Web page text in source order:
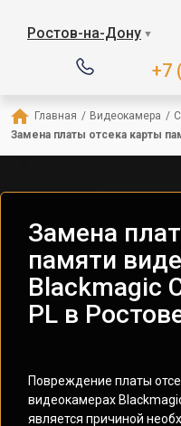
Ростов-на-Дону ▼
+7
Главная / Видеокамера /
Замена платы отсека карты
Замена
памяти
Blackmagic
PL в
Повреждение платы
видеокамерах
является причиной